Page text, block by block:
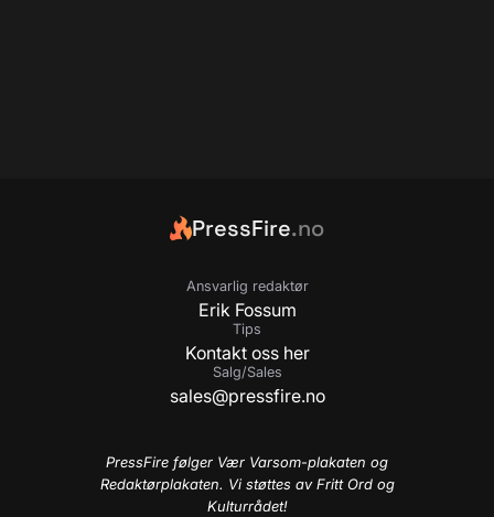
PressFire.no
Ansvarlig redaktør
Erik Fossum
Tips
Kontakt oss her
Salg/Sales
sales@pressfire.no
PressFire følger Vær Varsom-plakaten og
Redaktørplakaten. Vi støttes av Fritt Ord og
Kulturrådet!